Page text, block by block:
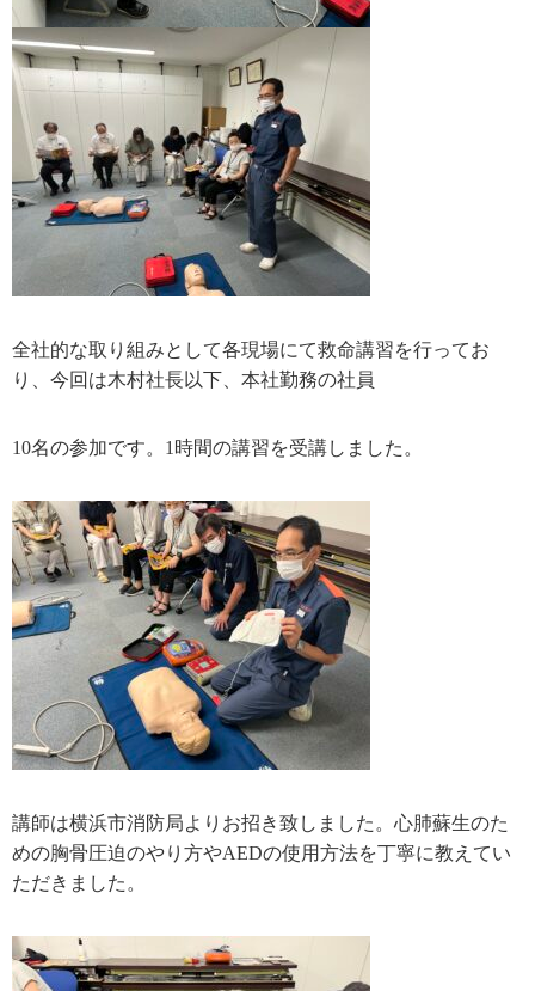
全社的な取り組みとして各現場にて救命講習を行ってお
り、今回は木村社長以下、本社勤務の社員
10名の参加です。1時間の講習を受講しました。
講師は横浜市消防局よりお招き致しました。心肺蘇生のた
めの胸骨圧迫のやり方やAEDの使用方法を丁寧に教えてい
ただきました。